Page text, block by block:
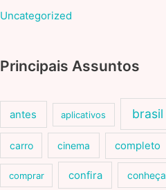
Uncategorized
Principais Assuntos
antes aplicativos brasil
carro cinema completo
comprar confira conheça